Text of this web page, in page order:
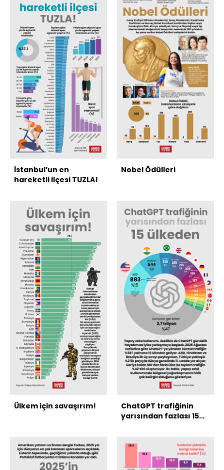
İstanbul’un en
hareketli ilçesi TUZLA!
Nobel Ödülleri
Ülkem için savaşırım!
ChatGPT trafiğinin
yarısından fazlası 15